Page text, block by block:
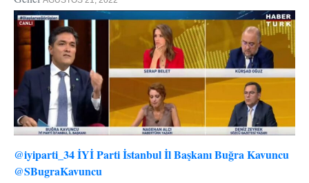
@iyiparti_34 İYİ Parti İstanbul İl Başkanı Buğra Kavuncu
@SBugraKavuncu